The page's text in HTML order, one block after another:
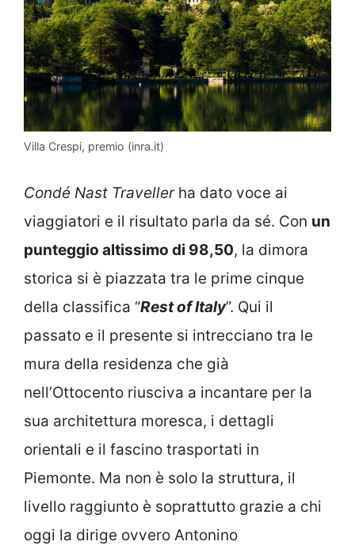
Villa Crespi, premio (inra.it)
Condé Nast Travellerha dato voce ai
viaggiatori e il risultato parla da sé. Con un
punteggio altissimo di 98,50, la dimora
storica si è piazzata tra le prime cinque
della classifica “Rest of Italy”. Qui il
passato e il presente si intrecciano tra le
mura della residenza che già
nell’Ottocento riusciva a incantare per la
sua architettura moresca, i dettagli
orientali e il fascino trasportati in
Piemonte. Ma non è solo la struttura, il
livello raggiunto è soprattutto grazie a chi
oggi la dirige ovvero Antonino